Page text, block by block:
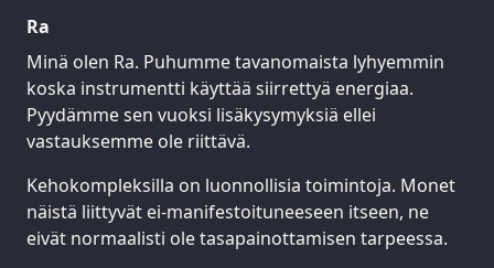
Ra
Minä olen Ra. Puhumme tavanomaista lyhyemmin
koska instrumentti käyttää siirrettyä energiaa.
Pyydämme sen vuoksi lisäkysymyksiä ellei
vastauksemme ole riittävä.
Kehokompleksilla on luonnollisia toimintoja. Monet
näistä liittyvät ei-manifestoituneeseen itseen, ne
eivät normaalisti ole tasapainottamisen tarpeessa.